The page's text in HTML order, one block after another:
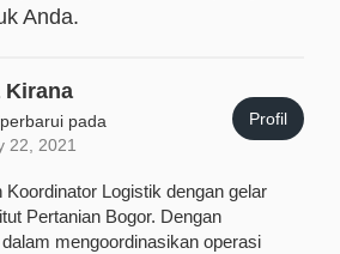
Anda.
Kirana
pada
22, 2021
Profil
Koordinator Logistik dengan gelar
Pertanian Bogor. Dengan
mengoordinasikan operasi